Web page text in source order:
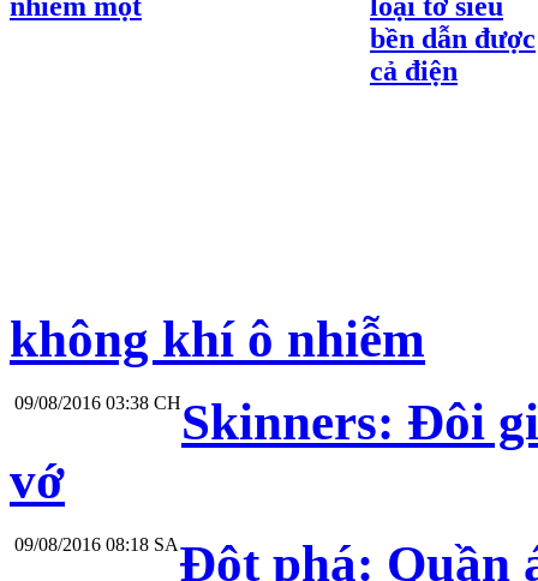
nhiễm mọt
loại tơ siêu
bền dẫn được
cả điện
không khí ô nhiễm
09/08/2016 03:38 CHSkinners: Đôi
vớ
09/08/2016 08:18 SAĐột phá: Quần